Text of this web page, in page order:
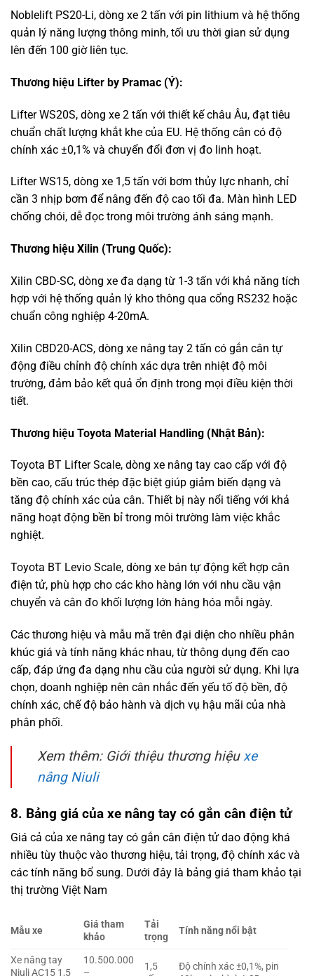
Noblelift PS20-Li, dòng xe 2 tấn với pin lithium và hệ thống
quản lý năng lượng thông minh, tối ưu thời gian sử dụng
lên đến 100 giờ liên tục.
Thương hiệu Lifter by Pramac (Ý):
Lifter WS20S, dòng xe 2 tấn với thiết kế châu Âu, đạt tiêu
chuẩn chất lượng khắt khe của EU. Hệ thống cân có độ
chính xác ±0,1% và chuyển đổi đơn vị đo linh hoạt.
Lifter WS15, dòng xe 1,5 tấn với bơm thủy lực nhanh, chỉ
cần 3 nhịp bơm để nâng đến độ cao tối đa. Màn hình LED
chống chói, dễ đọc trong môi trường ánh sáng mạnh.
Thương hiệu Xilin (Trung Quốc):
Xilin CBD-SC, dòng xe đa dạng từ 1-3 tấn với khả năng tích
hợp với hệ thống quản lý kho thông qua cổng RS232 hoặc
chuẩn công nghiệp 4-20mA.
Xilin CBD20-ACS, dòng xe nâng tay 2 tấn có gắn cân tự
động điều chỉnh độ chính xác dựa trên nhiệt độ môi
trường, đảm bảo kết quả ổn định trong mọi điều kiện thời
tiết.
Thương hiệu Toyota Material Handling (Nhật Bản):
Toyota BT Lifter Scale, dòng xe nâng tay cao cấp với độ
bền cao, cấu trúc thép đặc biệt giúp giảm biến dạng và
tăng độ chính xác của cân. Thiết bị này nổi tiếng với khả
năng hoạt động bền bỉ trong môi trường làm việc khắc
nghiệt.
Toyota BT Levio Scale, dòng xe bán tự động kết hợp cân
điện tử, phù hợp cho các kho hàng lớn với nhu cầu vận
chuyển và cân đo khối lượng lớn hàng hóa mỗi ngày.
Các thương hiệu và mẫu mã trên đại diện cho nhiều phân
khúc giá và tính năng khác nhau, từ thông dụng đến cao
cấp, đáp ứng đa dạng nhu cầu của người sử dụng. Khi lựa
chọn, doanh nghiệp nên cân nhắc đến yếu tố độ bền, độ
chính xác, chế độ bảo hành và dịch vụ hậu mãi của nhà
phân phối.
Xem thêm: Giới thiệu thương hiệuxe
nâng Niuli
8. Bảng giá của xe nâng tay có gắn cân điện tử
Giá cả của xe nâng tay có gắn cân điện tử dao động khá
nhiều tùy thuộc vào thương hiệu, tải trọng, độ chính xác và
các tính năng bổ sung. Dưới đây là bảng giá tham khảo tại
thị trường Việt Nam
Mẫu xe
Giá tham
khảo
Tải
trọng
Tính năng nổi bật
Xe nâng tay
Niuli AC15 1,5
10.500.000
–
1,5
Độ chính xác ±0,1%, pin